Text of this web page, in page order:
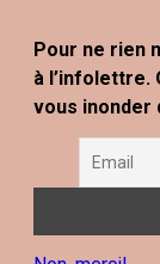
Tous
En
l'utilisation de
fournir les
d’améliorer
Pour ne rien
à l’infolettre.
vous inonder